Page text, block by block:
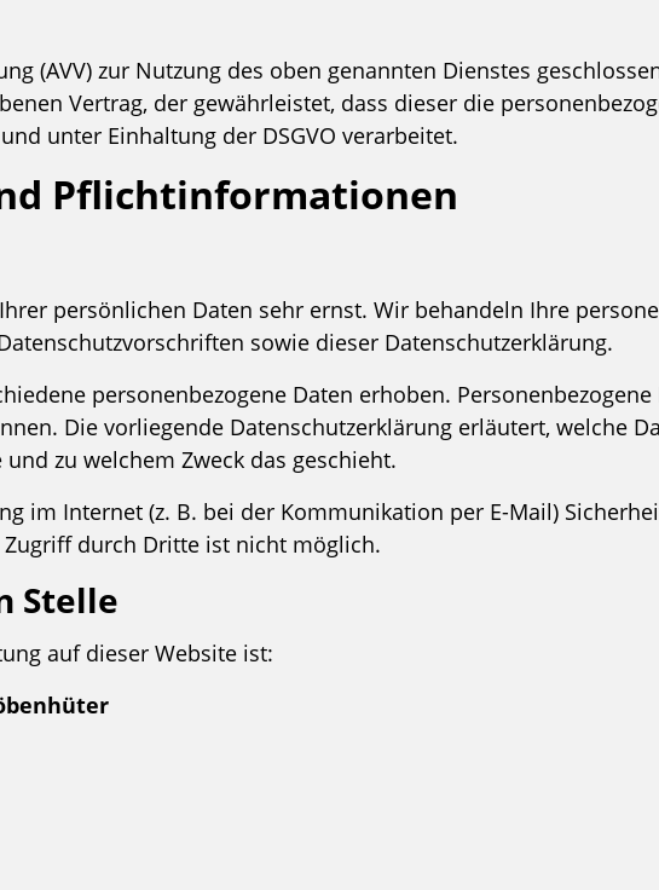
(AVV) zur Nutzung des oben genannten Dienstes
Vertrag, der gewährleistet, dass dieser die
unter Einhaltung der DSGVO verarbeitet.
Pflicht­informationen
persönlichen Daten sehr ernst. Wir behandeln Ihre
sowie dieser Datenschutzerklärung.
personenbezogene Daten erhoben.
Die vorliegende Datenschutzerklärung erläutert, welche
zu welchem Zweck das geschieht.
im Internet (z. B. bei der Kommunikation per E-Mail)
durch Dritte ist nicht möglich.
Stelle
auf dieser Website ist: